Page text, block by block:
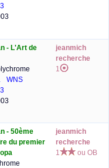
- L'Art de
WNS
jeanmich
recherche
1
- 50ème
du premier
jeanmich
recherche
1
ou OB